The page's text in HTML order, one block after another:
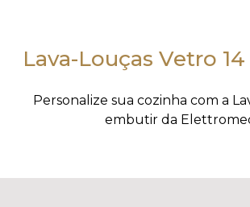
Lava-Louças Vetro
Personalize sua cozinha com a
embutir da